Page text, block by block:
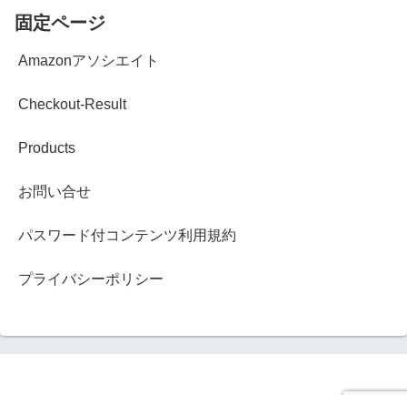
固定ページ
Amazonアソシエイト
Checkout-Result
Products
お問い合せ
パスワード付コンテンツ利用規約
プライバシーポリシー